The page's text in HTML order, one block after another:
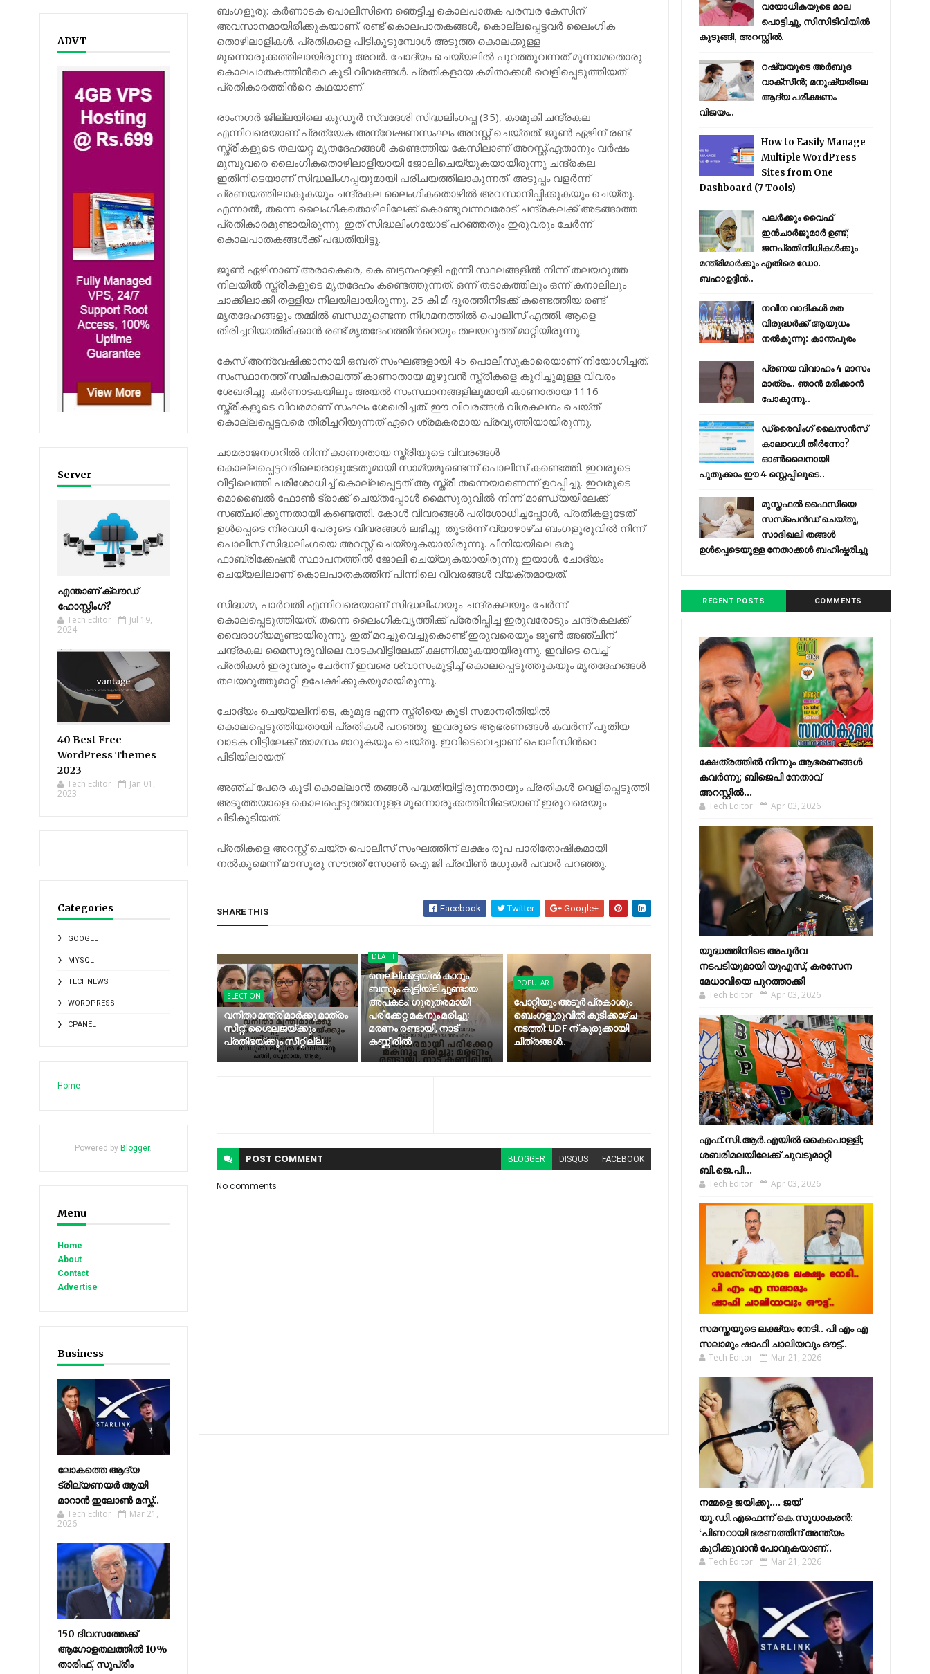
ADVT
Server
എന്താണ് ക്ലൗഡ്
ഹോസ്റ്റിംഗ്?
Tech Editor
Jul 19,
2024
40 Best Free
WordPress Themes
2023
Tech Editor
Jan 01,
2023
Categories
GOOGLE
MYSQL
TECHNEWS
WORDPRESS
CPANEL
Home
Powered by Blogger.
Menu
Home
About
Contact
Advertise
Business
ലോകത്തെ ആദ്യ
ട്രില്യണയർ ആയി
മാറാൻ ഇലോൺ മസ്ക്..
Tech Editor
Mar 21,
2026
150 ദിവസത്തേക്ക്
ആഗോളതലത്തിൽ 10%
താരിഫ്, സുപ്രീം
ബംഗളൂരു: കർണാടക പൊലീസിനെ ഞെട്ടിച്ച കൊലപാതക പരമ്പര കേസിന്
അവസാനമായിരിക്കുകയാണ്. രണ്ട് കൊലപാതകങ്ങൾ, കൊല്ലപ്പെട്ടവർ ലൈംഗിക
തൊഴിലാളികൾ. പ്രതികളെ പിടികൂടുമ്പോൾ അടുത്ത കൊലക്കുള്ള
മുന്നൊരുക്കത്തിലായിരുന്നു അവർ. ചോദ്യം ചെയ്യലിൽ പുറത്തുവന്നത് മൂന്നാമതൊരു
കൊലപാതകത്തിന്‍റെ കൂടി വിവരങ്ങൾ. പ്രതികളായ കമിതാക്കൾ വെളിപ്പെടുത്തിയത്
പ്രതികാരത്തിന്‍റെ കഥയാണ്.
രാംനഗർ ജില്ലയിലെ കുഡൂർ സ്വദേശി സിദ്ധലിംഗപ്പ (35), കാമുകി ചന്ദ്രകല
എന്നിവരെയാണ് പ്രത്യേക അന്വേഷണസംഘം അറസ്റ്റ് ചെയ്തത്. ജൂൺ ഏഴിന് രണ്ട്
സ്ത്രീകളുടെ തലയറ്റ മൃതദേഹങ്ങൾ കണ്ടെത്തിയ കേസിലാണ് അറസ്റ്റ്.ഏതാനും വർഷം
മുമ്പുവരെ ലൈംഗികതൊഴിലാളിയായി ജോലിചെയ്യുകയായിരുന്നു ചന്ദ്രകല.
ഇതിനിടെയാണ് സിദ്ധലിംഗപ്പയുമായി പരിചയത്തിലാകുന്നത്. അടുപ്പം വളർന്ന്
പ്രണയത്തിലാകുകയും ചന്ദ്രകല ലൈംഗികതൊഴിൽ അവസാനിപ്പിക്കുകയും ചെയ്തു.
എന്നാൽ, തന്നെ ലൈംഗികതൊഴിലിലേക്ക് കൊണ്ടുവന്നവരോട് ചന്ദ്രകലക്ക് അടങ്ങാത്ത
പ്രതികാരമുണ്ടായിരുന്നു. ഇത് സിദ്ധലിംഗയോട് പറഞ്ഞതും ഇരുവരും ചേർന്ന്
കൊലപാതകങ്ങൾക്ക് പദ്ധതിയിട്ടു.
ജൂൺ ഏഴിനാണ് അരാകെരെ, കെ ബട്ടനഹള്ളി എന്നീ സ്ഥലങ്ങളിൽ നിന്ന് തലയറുത്ത
നിലയിൽ സ്ത്രീകളുടെ മൃതദേഹം കണ്ടെത്തുന്നത്. ഒന്ന് തടാകത്തിലും ഒന്ന് കനാലിലും
ചാക്കിലാക്കി തള്ളിയ നിലയിലായിരുന്നു. 25 കി.മീ ദൂരത്തിനിടക്ക് കണ്ടെത്തിയ രണ്ട്
മൃതദേഹങ്ങളും തമ്മിൽ ബന്ധമുണ്ടെന്ന നിഗമനത്തിൽ പൊലീസ് എത്തി. ആളെ
തിരിച്ചറിയാതിരിക്കാൻ രണ്ട് മൃതദേഹത്തിന്‍റെയും തലയറുത്ത് മാറ്റിയിരുന്നു.
കേസ് അന്വേഷിക്കാനായി ഒമ്പത് സംഘങ്ങളായി 45 പൊലീസുകാരെയാണ് നിയോഗിച്ചത്.
സംസ്ഥാനത്ത് സമീപകാലത്ത് കാണാതായ മുഴുവൻ സ്ത്രീകളെ കുറിച്ചുമുള്ള വിവരം
ശേഖരിച്ചു. കർണാടകയിലും അയൽ സംസ്ഥാനങ്ങളിലുമായി കാണാതായ 1116
സ്ത്രീകളുടെ വിവരമാണ് സംഘം ശേഖരിച്ചത്. ഈ വിവരങ്ങൾ വിശകലനം ചെയ്ത്
കൊല്ലപ്പെട്ടവരെ തിരിച്ചറിയുന്നത് ഏറെ ശ്രമകരമായ പ്രവൃത്തിയായിരുന്നു.
ചാമരാജനഗറിൽ നിന്ന് കാണാതായ സ്ത്രീയുടെ വിവരങ്ങൾ
കൊല്ലപ്പെട്ടവരിലൊരാളുടേതുമായി സാമ്യമുണ്ടെന്ന് പൊലീസ് കണ്ടെത്തി. ഇവരുടെ
വീട്ടിലെത്തി പരിശോധിച്ച് കൊല്ലപ്പെട്ടത് ആ സ്ത്രീ തന്നെയാണെന്ന് ഉറപ്പിച്ചു. ഇവരുടെ
മൊബൈൽ ഫോൺ ട്രാക്ക് ചെയ്തപ്പോൾ മൈസൂരുവിൽ നിന്ന് മാണ്ഡ്യയിലേക്ക്
സഞ്ചരിക്കുന്നതായി കണ്ടെത്തി. കോൾ വിവരങ്ങൾ പരിശോധിച്ചപ്പോൾ, പ്രതികളുടേത്
ഉൾപ്പെടെ നിരവധി പേരുടെ വിവരങ്ങൾ ലഭിച്ചു. തുടർന്ന് വ്യാഴാഴ്ച ബംഗളൂരുവിൽ നിന്ന്
പൊലീസ് സിദ്ധലിംഗയെ അറസ്റ്റ് ചെയ്യുകയായിരുന്നു. പീനിയയിലെ ഒരു
ഫാബ്രിക്കേഷൻ സ്ഥാപനത്തിൽ ജോലി ചെയ്യുകയായിരുന്നു ഇയാൾ. ചോദ്യം
ചെയ്യലിലാണ് കൊലപാതകത്തിന് പിന്നിലെ വിവരങ്ങൾ വ്യക്തമായത്.
സിദ്ധമ്മ, പാർവതി എന്നിവരെയാണ് സിദ്ധലിംഗയും ചന്ദ്രകലയും ചേർന്ന്
കൊലപ്പെടുത്തിയത്. തന്നെ ലൈംഗികവൃത്തിക്ക് പ്രേരിപ്പിച്ച ഇരുവരോടും ചന്ദ്രകലക്ക്
വൈരാഗ്യമുണ്ടായിരുന്നു. ഇത് മറച്ചുവെച്ചുകൊണ്ട് ഇരുവരെയും ജൂൺ അഞ്ചിന്
ചന്ദ്രകല മൈസൂരുവിലെ വാടകവീട്ടിലേക്ക് ക്ഷണിക്കുകയായിരുന്നു. ഇവിടെ വെച്ച്
പ്രതികൾ ഇരുവരും ചേർന്ന് ഇവരെ ശ്വാസംമുട്ടിച്ച് കൊലപ്പെടുത്തുകയും മൃതദേഹങ്ങൾ
തലയറുത്തുമാറ്റി ഉപേക്ഷിക്കുകയുമായിരുന്നു.
ചോദ്യം ചെയ്യലിനിടെ, കുമുദ എന്ന സ്ത്രീയെ കൂടി സമാനരീതിയിൽ
കൊലപ്പെടുത്തിയതായി പ്രതികൾ പറഞ്ഞു. ഇവരുടെ ആഭരണങ്ങൾ കവർന്ന് പുതിയ
വാടക വീട്ടിലേക്ക് താമസം മാറുകയും ചെയ്തു. ഇവിടെവെച്ചാണ് പൊലീസിന്‍റെ
പിടിയിലായത്.
അഞ്ച് പേരെ കൂടി കൊല്ലാൻ തങ്ങൾ പദ്ധതിയിട്ടിരുന്നതായും പ്രതികൾ വെളിപ്പെടുത്തി.
അടുത്തയാളെ കൊലപ്പെടുത്താനുള്ള മുന്നൊരുക്കത്തിനിടെയാണ് ഇരുവരെയും
പിടികൂടിയത്.
പ്രതികളെ അറസ്റ്റ് ചെയ്ത പൊലീസ് സംഘത്തിന് ലക്ഷം രൂപ പാരിതോഷികമായി
നൽകുമെന്ന് മൗസൂരു സൗത്ത് സോൺ ഐ.ജി പ്രവീൺ മധുകർ പവാർ പറഞ്ഞു.
SHARE THIS Facebook Twitter Google+
ELECTION
വനിതാ മന്ത്രിമാർക്കു മാത്രം
സീറ്റ്; ശൈലജയ്ക്കും
പ്രതിഭയ്ക്കും സീറ്റില്ല...
DEATH
നെല്ലിക്കട്ടയില്‍ കാറും
ബസും കൂട്ടിയിടിച്ചുണ്ടായ
അപകടം: ഗുരുതരമായി
പരിക്കേറ്റ മകനും മരിച്ചു;
മരണം രണ്ടായി, നാട്
കണ്ണീരില്‍
POPULAR
പോറ്റിയും അടൂര്‍ പ്രകാശും
ബെംഗളൂരുവിൽ കൂടിക്കാഴ്ച
നടത്തി; UDF ന് കുരുക്കായി
ചിത്രങ്ങൾ..
POST COMMENT BLOGGER DISQUS FACEBOOK
No comments
വയോധികയുടെ മാല
പൊട്ടിച്ചു, സിസിടിവിയില്‍
കുടുങ്ങി, അറസ്റ്റില്‍.
റഷ്യയുടെ അര്‍ബുദ
വാക്‌സീന്‍; മനുഷ്യരിലെ
ആദ്യ പരീക്ഷണം
വിജയം..
How to Easily Manage
Multiple WordPress
Sites from One
Dashboard (7 Tools)
പലർക്കും വൈഫ്
ഇൻചാർജുമാർ ഉണ്ട്;
ജനപ്രതിനിധികൾക്കും
മന്ത്രിമാർക്കും എതിരെ ഡോ.
ബഹാഉദ്ദീൻ..
നവീന വാദികൾ മത
വിരുദ്ധർക്ക് ആയുധം
നൽകുന്നു: കാന്തപുരം
പ്രണയ വിവാഹം 4 മാസം
മാത്രം.. ഞാൻ മരിക്കാൻ
പോകുന്നു..
ഡ്രൈവിംഗ് ലൈസൻസ്
കാലാവധി തീർന്നോ?
ഓൺലൈനായി
പുതുക്കാം ഈ 4 സ്റ്റെപ്പിലൂടെ..
മുസ്തഫൽ ഫൈസിയെ
സസ്‌പെൻഡ് ചെയ്തു,
സാദിഖലി തങ്ങൾ
ഉൾപ്പെടെയുള്ള നേതാക്കൾ ബഹിഷ്കരിച്ചു
RECENT POSTS COMMENTS
ക്ഷേത്രത്തിൽ നിന്നും ആഭരണങ്ങൾ
കവർന്നു; ബിജെപി നേതാവ്
അറസ്റ്റിൽ...
Tech Editor Apr 03, 2026
യുദ്ധത്തിനിടെ അപൂർവ
നടപടിയുമായി യുഎസ്, കരസേന
മേധാവിയെ പുറത്താക്കി
Tech Editor Apr 03, 2026
എഫ്​.സി.ആർ.എയിൽ കൈപൊള്ളി;
ശബരിമലയിലേക്ക്​ ചുവടുമാറ്റി
ബി.ജെ.പി...
Tech Editor Apr 03, 2026
സമസ്തയുടെ ലക്ഷ്യം നേടി.. പി എം എ
സലാമും ഷാഫി ചാലിയവും ഔട്ട്..
Tech Editor Mar 21, 2026
നമ്മളെ ജയിക്കൂ.... ജയ്
യു.ഡി.എഫെന്ന് കെ.സുധാകരൻ:
‘പിണറായി ഭരണത്തിന് അന്ത്യം
കുറിക്കുവാൻ പോവുകയാണ്..
Tech Editor Mar 21, 2026